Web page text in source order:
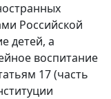
Российской
детей, а
воспитание
17 (часть